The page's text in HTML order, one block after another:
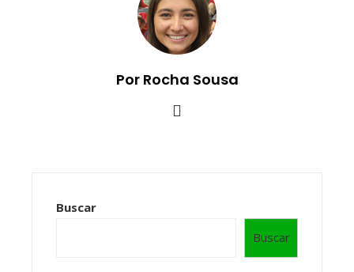
Por Rocha Sousa
Buscar
Buscar